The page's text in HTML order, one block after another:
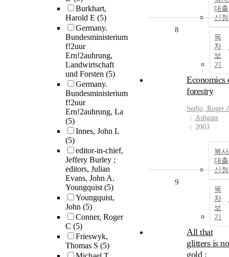
Burkhart,
Harold E (5)
Germany.
Bundesministerium
f!2uur
Ern!2auhrung,
Landwirtschaft
und Forsten (5)
Germany.
Bundesministerium
f!2uur
Ern!2auhrung, La
(5)
Innes, John L
(5)
editor-in-chief,
Jeffery Burley ;
editors, Julian
Evans, John A.
Youngquist(5)
Youngquist,
John (5)
Conner, Roger
C (5)
Frieswyk,
Thomas S (5)
대출
신청
목
차
보
기
8
Economics
forestry
Sedjo, Roger
Ashgate
2003
복
대출
신청
목
차
보
기
9
All that
glitters is
gold :